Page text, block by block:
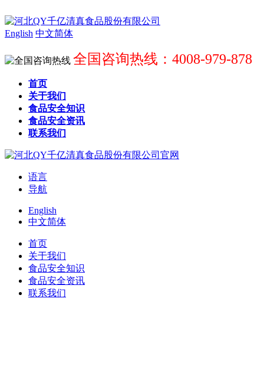
English 中文简体
全国咨询热线：4008-979-878
首页
关于我们
食品安全知识
食品安全资讯
联系我们
语言
导航
English
中文简体
首页
关于我们
食品安全知识
食品安全资讯
联系我们